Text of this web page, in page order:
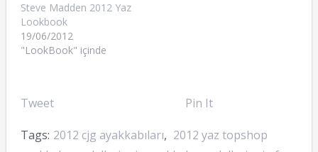
Steve Madden 2012 Yaz
Lookbook
19/06/2012
"LookBook" içinde
Tweet Pin It
Tags: 2012 cjg ayakkabıları, 2012 yaz topshop